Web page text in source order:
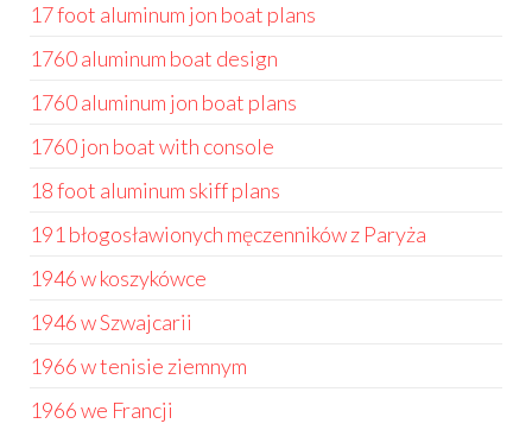
17 foot aluminum jon boat plans
1760 aluminum boat design
1760 aluminum jon boat plans
1760 jon boat with console
18 foot aluminum skiff plans
191 błogosławionych męczenników z Paryża
1946 w koszykówce
1946 w Szwajcarii
1966 w tenisie ziemnym
1966 we Francji